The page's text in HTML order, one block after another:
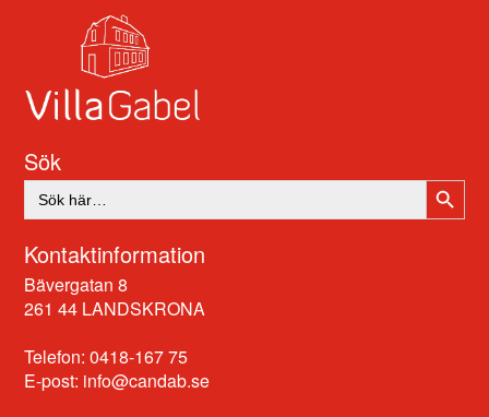
Sök
Sök
efter:
Kontaktinformation
Bävergatan 8
261 44 LANDSKRONA
Telefon: 0418-167 75
E-post: info@candab.se